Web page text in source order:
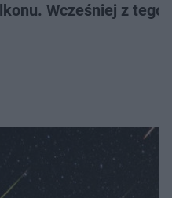
Wcześniej z